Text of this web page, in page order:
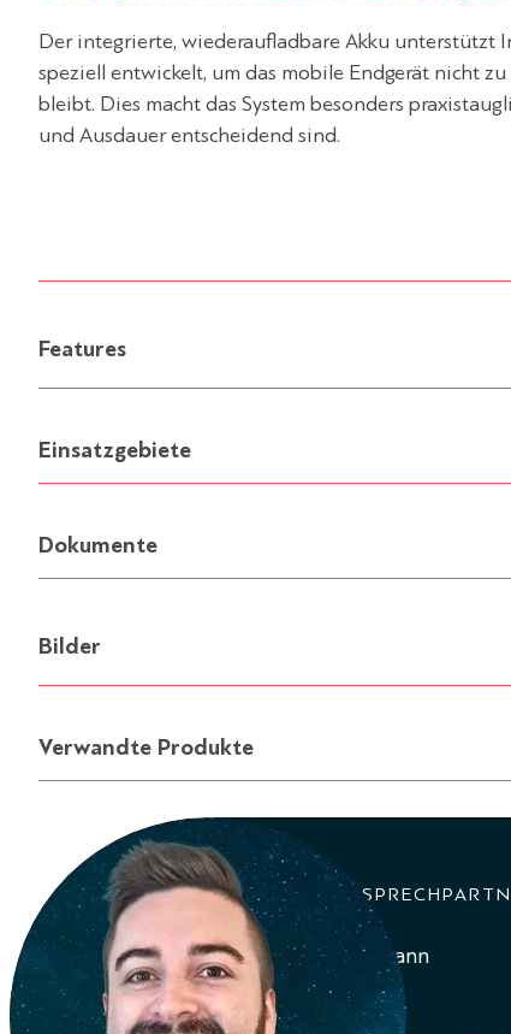
Der integrierte, wiederaufladbare Akku unterstützt
speziell entwickelt, um das mobile Endgerät nicht
bleibt. Dies macht das System besonders
und Ausdauer entscheidend sind.
Features
Einsatzgebiete
Dokumente
Bilder
Verwandte Produkte
DEIN
Julian Sassmann
Vertrieb